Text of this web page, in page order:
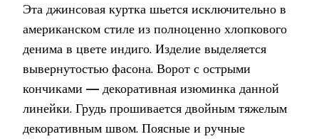
Эта джинсовая куртка шьется исключительно в
американском стиле из полноценно хлопкового
денима в цвете индиго. Изделие выделяется
вывернутостью фасона. Ворот с острыми
кончиками — декоративная изюминка данной
линейки. Грудь прошивается двойным тяжелым
декоративным швом. Поясные и ручные